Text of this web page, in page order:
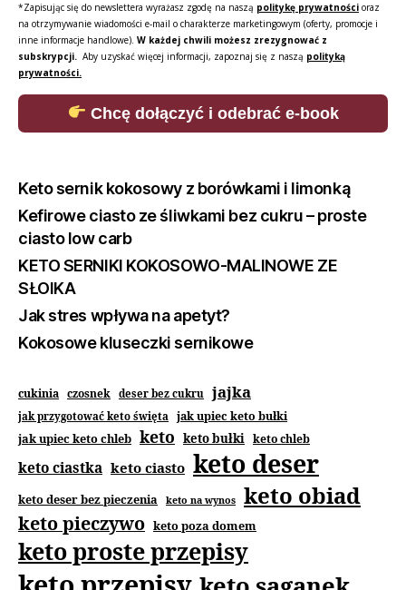
*Zapisując się do newslettera wyrażasz zgodę na naszą politykę prywatności oraz
na otrzymywanie wiadomości e-mail o charakterze marketingowym (oferty, promocje i
inne informacje handlowe). W każdej chwili możesz zrezygnować z
subskrypcji. Aby uzyskać więcej informacji, zapoznaj się z naszą polityką
prywatności.
Chcę dołączyć i odebrać e-book
Keto sernik kokosowy z borówkami i limonką
Kefirowe ciasto ze śliwkami bez cukru – proste
ciasto low carb
KETO SERNIKI KOKOSOWO-MALINOWE ZE
SŁOIKA
Jak stres wpływa na apetyt?
Kokosowe kluseczki sernikowe
cukinia czosnek deser bez cukru jajka
jak przygotować keto święta jak upiec keto bułki
jak upiec keto chleb keto keto bułki keto chleb
keto ciastka keto ciasto keto deser
keto deser bez pieczenia keto na wynos keto obiad
keto pieczywo keto poza domem
keto proste przepisy